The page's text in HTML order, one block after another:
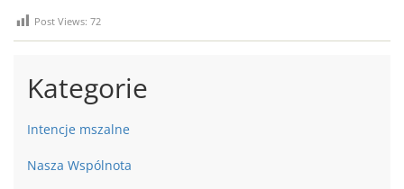
Post Views: 72
Kategorie
Intencje mszalne
Nasza Wspólnota